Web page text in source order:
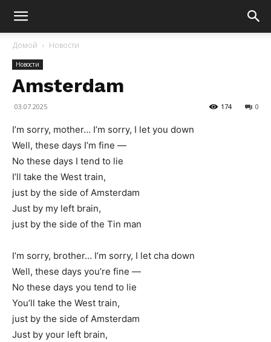
Домой Новости
Новости
Amsterdam
03.07.2025 0
174
I’m sorry, mother… I’m sorry, I let you down
Well, these days I’m fine —
No these days I tend to lie
I’ll take the West train,
just by the side of Amsterdam
Just by my left brain,
just by the side of the Tin man
I’m sorry, brother… I’m sorry, I let cha down
Well, these days you’re fine —
No these days you tend to lie
You’ll take the West train,
just by the side of Amsterdam
Just by your left brain,